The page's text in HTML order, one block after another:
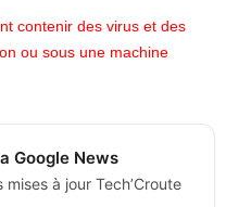
contenir des virus et des
ou sous une machine
Google News
à jour Tech’Croute